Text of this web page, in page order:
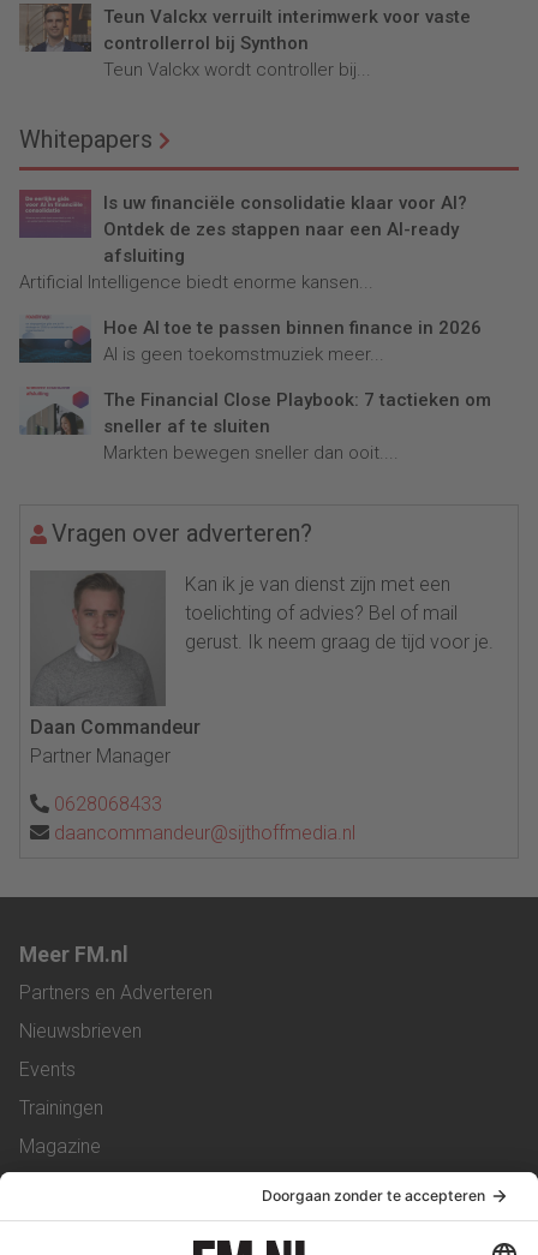
Teun Valckx verruilt interimwerk voor vaste
controllerrol bij Synthon
Teun Valckx wordt controller bij...
Whitepapers
Is uw financiële consolidatie klaar voor AI?
Ontdek de zes stappen naar een AI-ready
afsluiting
Artificial Intelligence biedt enorme kansen...
Hoe AI toe te passen binnen finance in 2026
AI is geen toekomstmuziek meer...
The Financial Close Playbook: 7 tactieken om
sneller af te sluiten
Markten bewegen sneller dan ooit....
Vragen over adverteren?
Kan ik je van dienst zijn met een
toelichting of advies? Bel of mail
gerust. Ik neem graag de tijd voor je.
Daan Commandeur
Partner Manager
0628068433
daancommandeur@sijthoffmedia.nl
Meer FM.nl
Partners en Adverteren
Nieuwsbrieven
Events
Trainingen
Magazine
Service & Contact